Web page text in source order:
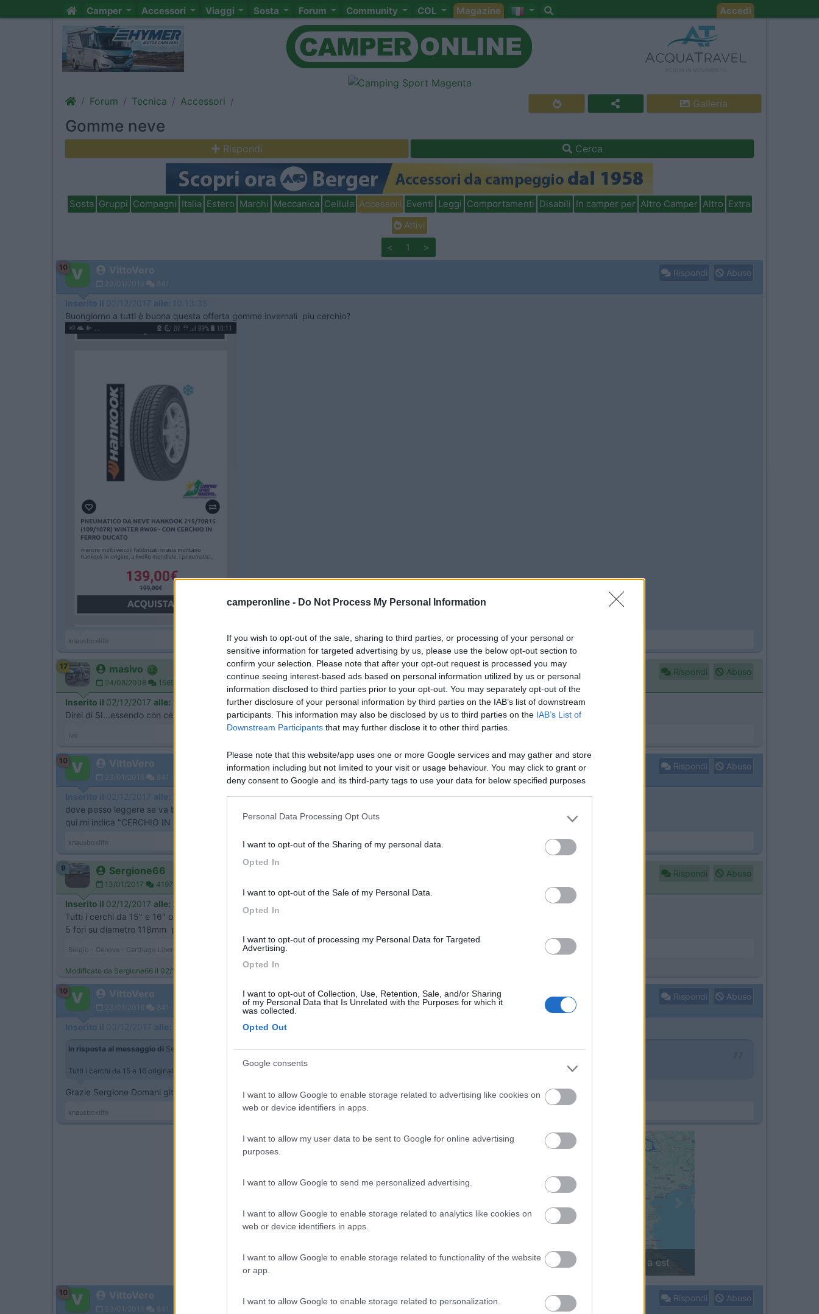
camperonline - Do Not Process My Personal Information
If you wish to opt-out of the sale, sharing to third parties, or processing of your personal or
sensitive information for targeted advertising by us, please use the below opt-out section to
confirm your selection. Please note that after your opt-out request is processed you may
continue seeing interest-based ads based on personal information utilized by us or personal
information disclosed to third parties prior to your opt-out. You may separately opt-out of the
further disclosure of your personal information by third parties on the IAB’s list of downstream
participants. This information may also be disclosed by us to third parties on the IAB’s List of
Downstream Participants that may further disclose it to other third parties.
Please note that this website/app uses one or more Google services and may gather and store
information including but not limited to your visit or usage behaviour. You may click to grant or
deny consent to Google and its third-party tags to use your data for below specified purposes
Personal Data Processing Opt Outs
I want to opt-out of the Sharing of my personal data.
Opted In
I want to opt-out of the Sale of my Personal Data.
Opted In
I want to opt-out of processing my Personal Data for Targeted
Advertising.
Opted In
I want to opt-out of Collection, Use, Retention, Sale, and/or Sharing
of my Personal Data that Is Unrelated with the Purposes for which it
was collected.
Opted Out
Google consents
I want to allow Google to enable storage related to advertising like cookies on
web or device identifiers in apps.
I want to allow my user data to be sent to Google for online advertising
purposes.
I want to allow Google to send me personalized advertising.
I want to allow Google to enable storage related to analytics like cookies on
web or device identifiers in apps.
I want to allow Google to enable storage related to functionality of the website
or app.
I want to allow Google to enable storage related to personalization.
Camper Accessori Viaggi Sosta Forum Community COL Magazine Accedi
Forum Tecnica Accessori Galleria
Gomme neve
Rispondi Cerca
Sosta Gruppi Compagni Italia Estero Marchi Meccanica Cellula Accessori Eventi Leggi Comportamenti Disabili In camper per Altro Camper Altro Extra
Attivi
< 1 >
10 VittoVero
23/01/2016 841
Rispondi Abuso
Inserito il 02/12/2017 alle: 10:13:35
Buongiorno a tutti è buona questa offerta gomme invernali piu cerchio?
knausboxlife
17 masivo
24/08/2008 15690
Rispondi Abuso
Inserito il 02/12/2017 alle: 10:41:31
Direi di SI...essendo con cerchio.
Ivo
10 VittoVero
23/01/2016 841
Rispondi Abuso
Inserito il 02/12/2017 alle:
dove posso leggere se va bene per il mio furgonato boxlife? basta cerchio da 15?
qui mi indica "CERCHIO IN FERRO DUCATO ET68 5 FORI INTERASSE FORI 118MM MOZZO 71,1MM", sono tutti uguali?
knausboxlife
9 Sergione66
13/01/2017 4197
Rispondi Abuso
Inserito il 02/12/2017 alle: 23:02:43
Tutti i cerchi da 15" e 16" originali Fiat hanno ET68.
5 fori su diametro 118mm per i 15" e 5 fori su diametro 130mm per i 16"
Sergio - Genova - Carthago Liner 65LE (Jeegolino)
Modificato da Sergione66 il 02/12/2017 alle 23:03:03
10 VittoVero
23/01/2016 841
Rispondi Abuso
Inserito il 03/12/2017 alle:
In risposta al messaggio di Sergione66 02/12/2017alle23:02:43
Tutti i cerchi da 15 e 16 originali Fiat hanno ET68. 5 fori su diametro 118mm per i 15 e 5 fori su diametro 130mm per i 16
Grazie Sergione Domani gita a Magenta e compro gomme e cerchi..
knausboxlife
Tour dell'Arco Alpino: da ovest a est Finlandia in camper: il piccolo sentiero
Previous
10 VittoVero
23/01/2016 841
Rispondi Abuso